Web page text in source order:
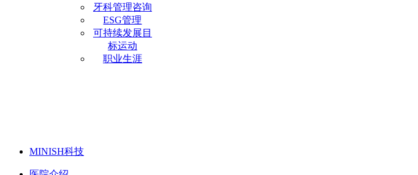
牙科管理咨询
ESG管理
可持续发展目
标运动
职业生涯
MINISH科技